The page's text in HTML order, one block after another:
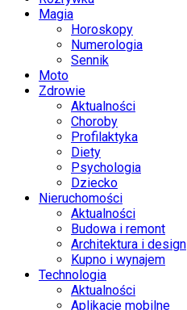
Magia
Horoskopy
Numerologia
Sennik
Moto
Zdrowie
Aktualności
Choroby
Profilaktyka
Diety
Psychologia
Dziecko
Nieruchomości
Aktualności
Budowa i remont
Architektura i design
Kupno i wynajem
Technologia
Aktualności
Aplikacje mobilne